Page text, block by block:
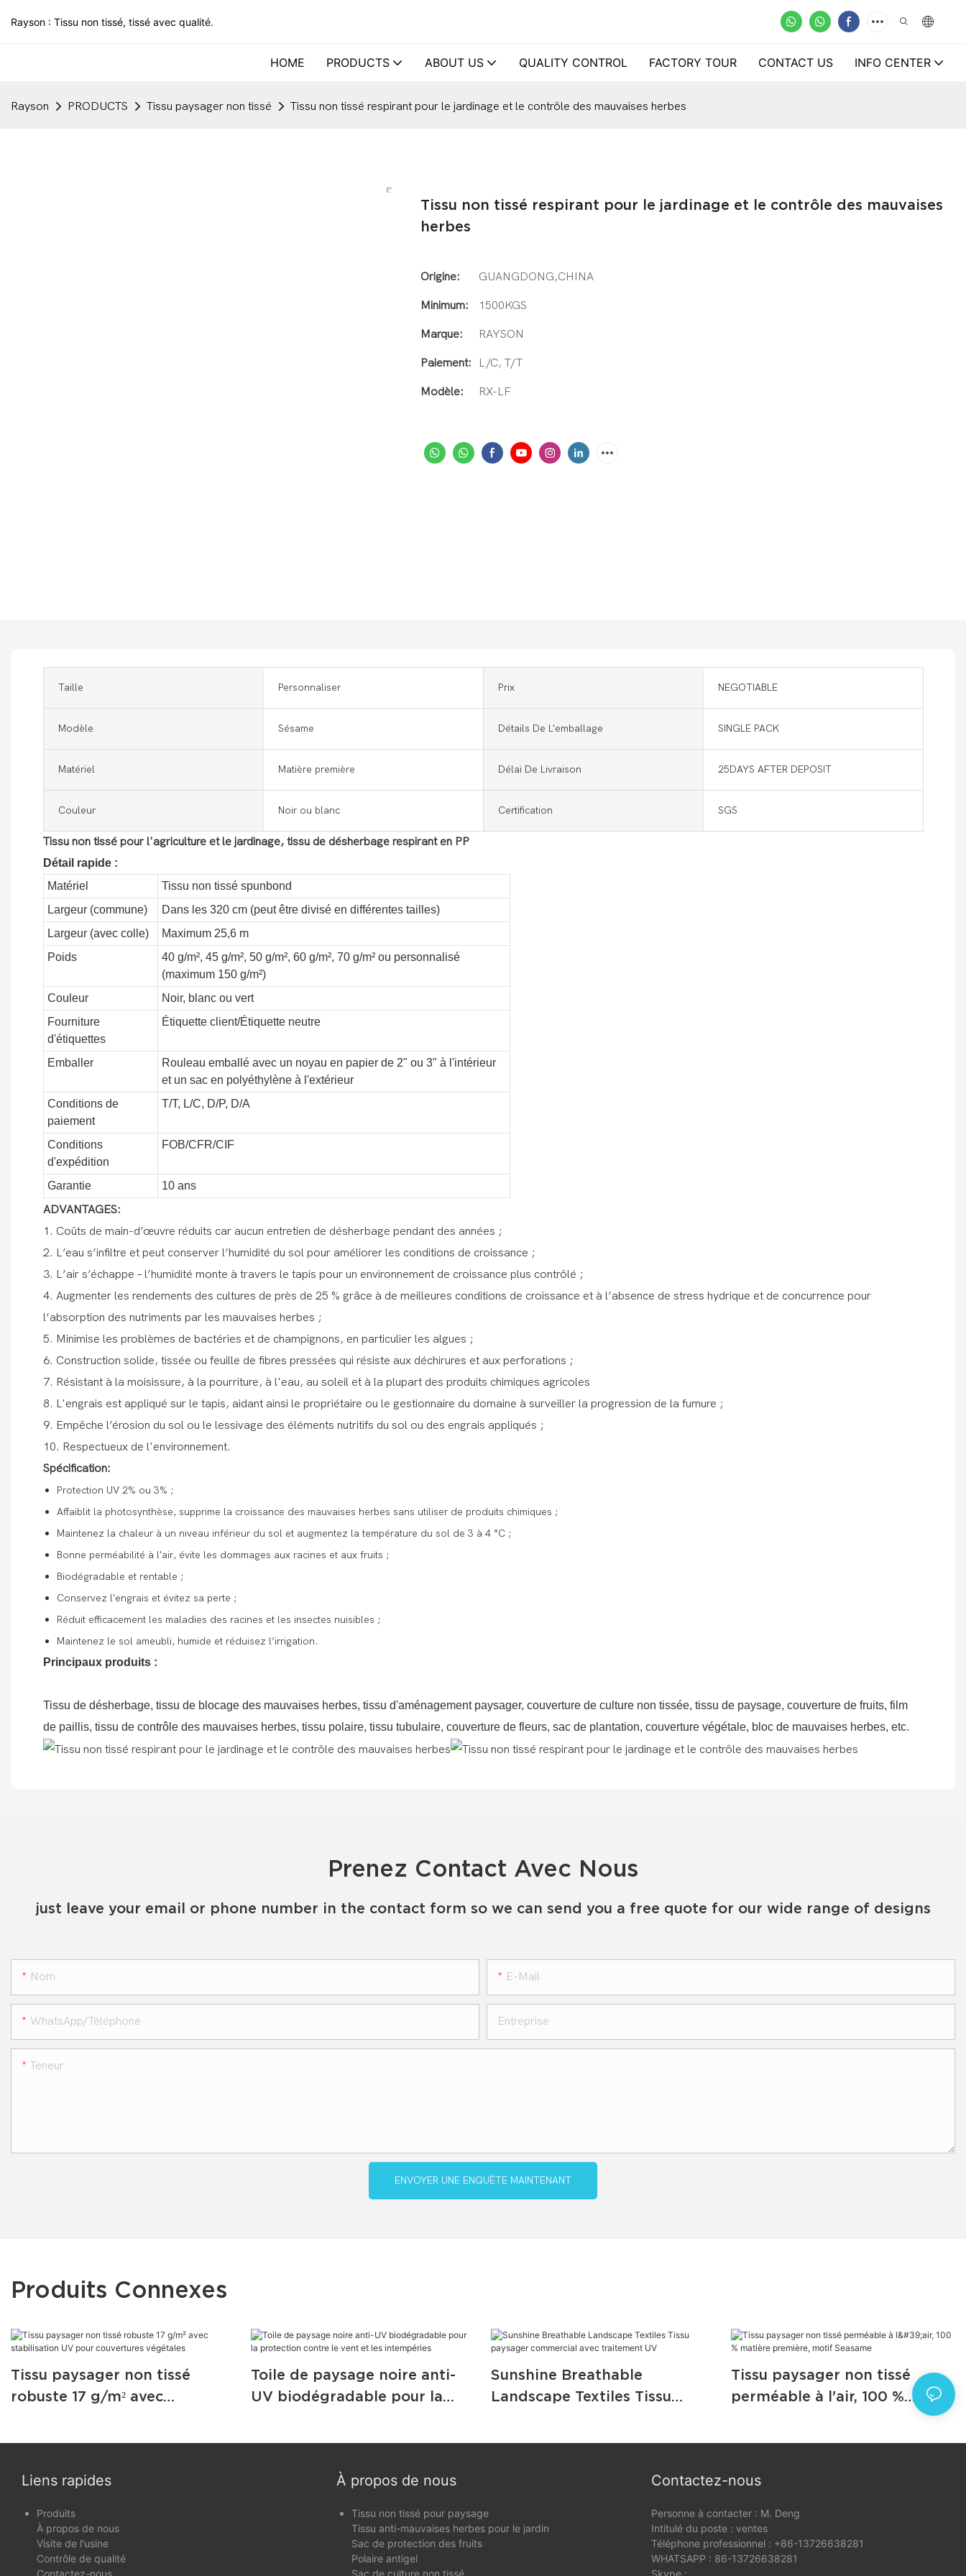
Rayson : Tissu non tissé, tissé avec qualité.
HOME PRODUCTS ABOUT US QUALITY CONTROL FACTORY TOUR CONTACT US INFO CENTER
Rayson PRODUCTS Tissu paysager non tissé Tissu non tissé respirant pour le jardinage et le contrôle des mauvaises herbes
Tissu non tissé respirant pour le jardinage et le contrôle des mauvaises
herbes
Origine: GUANGDONG,CHINA
Minimum: 1500KGS
Marque: RAYSON
Paiement: L/C, T/T
Modèle: RX-LF
Taille Personnaliser Prix NEGOTIABLE
Modèle Sésame Détails De L'emballage SINGLE PACK
Matériel Matière première Délai De Livraison 25DAYS AFTER DEPOSIT
Couleur Noir ou blanc Certification SGS
Tissu non tissé pour l'agriculture et le jardinage, tissu de désherbage respirant en PP
Détail rapide :
Matériel
Tissu non tissé spunbond
Largeur (commune)
Dans les 320 cm (peut être divisé en différentes tailles)
Largeur (avec colle)
Maximum 25,6 m
Poids
40 g/m², 45 g/m², 50 g/m², 60 g/m², 70 g/m² ou personnalisé
(maximum 150 g/m²)
Couleur
Noir, blanc ou vert
Fourniture
d'étiquettes
Étiquette client/Étiquette neutre
Emballer
Rouleau emballé avec un noyau en papier de 2" ou 3" à l'intérieur
et un sac en polyéthylène à l'extérieur
Conditions de
paiement
T/T, L/C, D/P, D/A
Conditions
d'expédition
FOB/CFR/CIF
Garantie 10 ans
ADVANTAGES:
1. Coûts de main-d’œuvre réduits car aucun entretien de désherbage pendant des années ;
2. L’eau s’infiltre et peut conserver l’humidité du sol pour améliorer les conditions de croissance ;
3. L’air s’échappe – l’humidité monte à travers le tapis pour un environnement de croissance plus contrôlé ;
4. Augmenter les rendements des cultures de près de 25 % grâce à de meilleures conditions de croissance et à l’absence de stress hydrique et de concurrence pour
l’absorption des nutriments par les mauvaises herbes ;
5. Minimise les problèmes de bactéries et de champignons, en particulier les algues ;
6. Construction solide, tissée ou feuille de fibres pressées qui résiste aux déchirures et aux perforations ;
7. Résistant à la moisissure, à la pourriture, à l'eau, au soleil et à la plupart des produits chimiques agricoles
8. L'engrais est appliqué sur le tapis, aidant ainsi le propriétaire ou le gestionnaire du domaine à surveiller la progression de la fumure ;
9. Empêche l’érosion du sol ou le lessivage des éléments nutritifs du sol ou des engrais appliqués ;
10. Respectueux de l'environnement.
Spécification:
Protection UV 2% ou 3% ;
Affaiblit la photosynthèse, supprime la croissance des mauvaises herbes sans utiliser de produits chimiques ;
Maintenez la chaleur à un niveau inférieur du sol et augmentez la température du sol de 3 à 4 °C ;
Bonne perméabilité à l'air, évite les dommages aux racines et aux fruits ;
Biodégradable et rentable ;
Conservez l'engrais et évitez sa perte ;
Réduit efficacement les maladies des racines et les insectes nuisibles ;
Maintenez le sol ameubli, humide et réduisez l’irrigation.
Principaux produits :
Tissu de désherbage, tissu de blocage des mauvaises herbes, tissu d'aménagement paysager, couverture de culture non tissée, tissu de paysage, couverture de fruits, film
de paillis, tissu de contrôle des mauvaises herbes, tissu polaire, tissu tubulaire, couverture de fleurs, sac de plantation, couverture végétale, bloc de mauvaises herbes, etc.
Prenez Contact Avec Nous
just leave your email or phone number in the contact form so we can send you a free quote for our wide range of designs
Nom E-Mail
WhatsApp/téléphone Entreprise
Teneur
ENVOYER UNE ENQUÊTE MAINTENANT
Produits Connexes
Tissu paysager non tissé
robuste 17 g/m² avec
couvertures végétales
Toile de paysage noire anti-
UV biodégradable pour la
les intempéries
Sunshine Breathable
Landscape Textiles Tissu
traitement UV
Tissu paysager non tissé
perméable à l'air, 100 %
Seasame
Liens rapides
Produits
À propos de nous
Visite de l'usine
Contrôle de qualité
À propos de nous
Tissu non tissé pour paysage
Tissu anti-mauvaises herbes pour le jardin
Sac de protection des fruits
Polaire antigel
Contactez-nous
Personne à contacter : M. Deng
Intitulé du poste : ventes
Téléphone professionnel : +86-13726638281
WHATSAPP : 86-13726638281